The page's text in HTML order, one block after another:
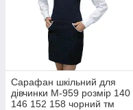
Сарафан шкільний для
дівчинки М-959 розмір 140
146 152 158 чорний тм